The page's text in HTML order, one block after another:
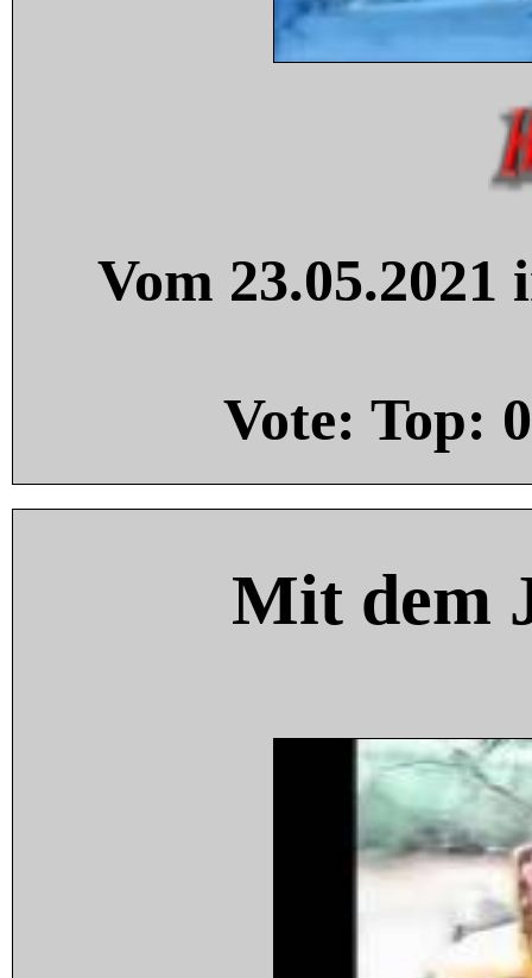
Vom
Vote: Top: 0
Mit dem